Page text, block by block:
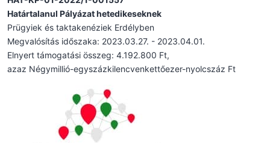
Határtalanul Pályázat hetedikeseknek
Prügyiek és taktakenéziek Erdélyben
Megvalósítás időszaka: 2023.03.27. - 2023.04.01.
Elnyert támogatási összeg: 4.192.800 Ft,
azaz Négymillió-egyszázkilencvenkettőezer-nyolcszáz Ft